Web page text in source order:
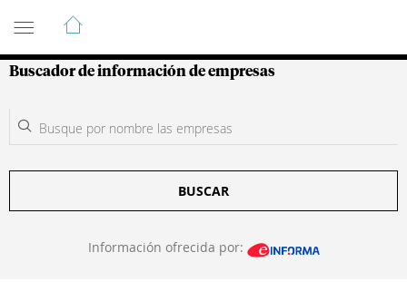
Guía de Empresas Colombianas
Buscador de información de empresas
BUSCAR
Información ofrecida por: